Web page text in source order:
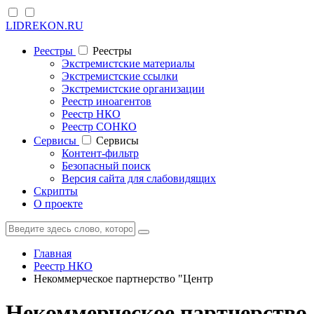
LIDREKON.RU
Реестры
Реестры
Экстремистские материалы
Экстремистские ссылки
Экстремистские организации
Реестр иноагентов
Реестр НКО
Реестр СОНКО
Cервисы
Cервисы
Контент-фильтр
Безопасный поиск
Версия сайта для слабовидящих
Скрипты
О проекте
Главная
Реестр НКО
Некоммерческое партнерство "Центр